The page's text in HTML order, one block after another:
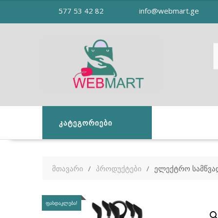
577 53 42 82 info@webmart.ge
ᲙᲐᲢᲔᲒᲝᲠᲘᲔᲑᲘ
მთავარი პროდუქტები ელექტრო
ᲤᲐᲡᲓᲐᲙᲚᲔᲑᲐ!